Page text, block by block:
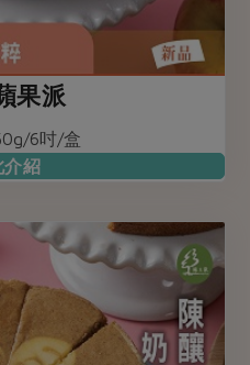
果派
6吋/盒
介紹